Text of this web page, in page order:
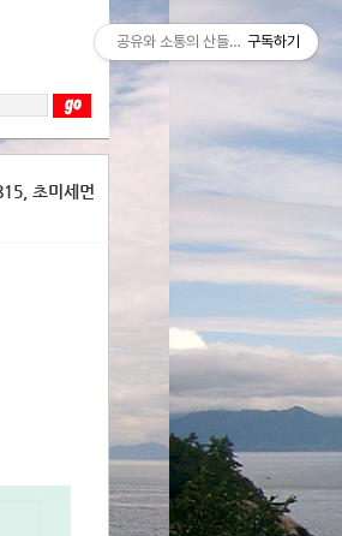
초미세먼
공유와 소통의 산들바람구독하기